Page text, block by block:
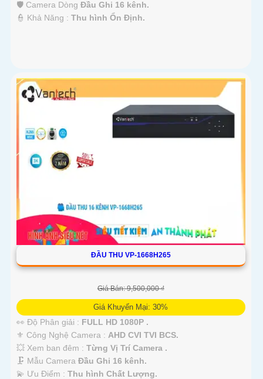
🛡 Camera Dòng Đầu Ghi 16 kênh.
️👮 Khả Năng : Thu hình Ổn Định.
ĐẦU THU VP-1668H265
Giá Bán: 9,500,000 ₫
Giá Khuyến Mại: 30%
👀 Độ Phân giải : FULL HD 1080P .
⚜️ Công Nghệ Camera : AHD CVI TVI BCS.
💥 Xem ban đêm : Từng Vị Trí Camera .
🗜️ Mẫu Camera Đầu Ghi 16 kênh.
️💫 Ưu Điểm : Thu hình Chất Lượng.